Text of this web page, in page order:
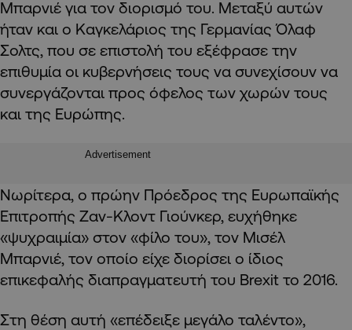
Μπαρνιέ για τον διορισμό του. Μεταξύ αυτών
ήταν και ο Καγκελάριος της Γερμανίας Όλαφ
Σολτς, που σε επιστολή του εξέφρασε την
επιθυμία οι κυβερνήσεις τους να συνεχίσουν να
συνεργάζονται προς όφελος των χωρών τους
και της Ευρώπης.
Advertisement
Νωρίτερα, ο πρώην Πρόεδρος της Ευρωπαϊκής
Επιτροπής Ζαν-Κλοντ Γιούνκερ, ευχήθηκε
«ψυχραιμία» στον «φίλο του», τον Μισέλ
Μπαρνιέ, τον οποίο είχε διορίσει ο ίδιος
επικεφαλής διαπραγματευτή του Brexit το 2016.
Στη θέση αυτή «επέδειξε μεγάλο ταλέντο»,